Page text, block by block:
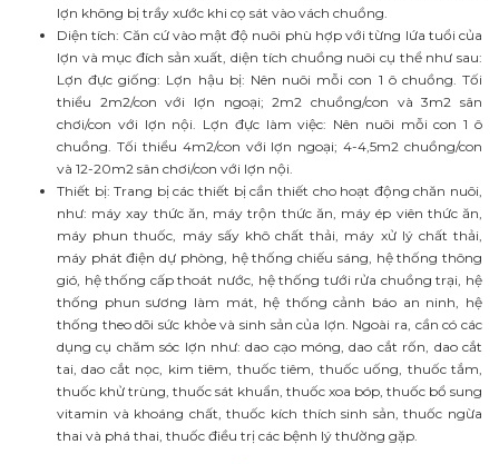
lợn không bị trầy xước khi cọ sát vào vách chuồng.
Diện tích: Căn cứ vào mật độ nuôi phù hợp với từng lứa tuổi của
lợn và mục đích sản xuất, diện tích chuồng nuôi cụ thể như sau:
Lợn đực giống: Lợn hậu bị: Nên nuôi mỗi con 1 ô chuồng. Tối
thiểu 2m2/con với lợn ngoại; 2m2 chuồng/con và 3m2 sân
chơi/con với lợn nội. Lợn đực làm việc: Nên nuôi mỗi con 1 ô
chuồng. Tối thiểu 4m2/con với lợn ngoại; 4-4,5m2 chuồng/con
và 12-20m2 sân chơi/con với lợn nội.
Thiết bị: Trang bị các thiết bị cần thiết cho hoạt động chăn nuôi,
như: máy xay thức ăn, máy trộn thức ăn, máy ép viên thức ăn,
máy phun thuốc, máy sấy khô chất thải, máy xử lý chất thải,
máy phát điện dự phòng, hệ thống chiếu sáng, hệ thống thông
gió, hệ thống cấp thoát nước, hệ thống tưới rửa chuồng trại, hệ
thống phun sương làm mát, hệ thống cảnh báo an ninh, hệ
thống theo dõi sức khỏe và sinh sản của lợn. Ngoài ra, cần có các
dụng cụ chăm sóc lợn như: dao cạo móng, dao cắt rốn, dao cắt
tai, dao cắt nọc, kim tiêm, thuốc tiêm, thuốc uống, thuốc tắm,
thuốc khử trùng, thuốc sát khuẩn, thuốc xoa bóp, thuốc bổ sung
vitamin và khoáng chất, thuốc kích thích sinh sản, thuốc ngừa
thai và phá thai, thuốc điều trị các bệnh lý thường gặp.